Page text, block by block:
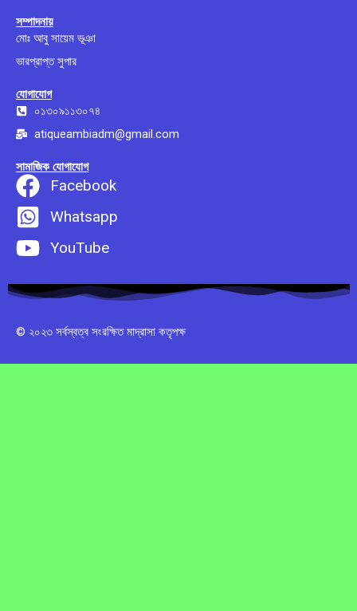
সম্পাদনায়
মোঃ আবু সায়েম ভূঞা
ভারপ্রাপ্ত সুপার
যোগাযোগ
০১৩০৯১১৩০৭৪
atiqueambiadm@gmail.com
সামাজিক যোগাযোগ
Facebook
Whatsapp
YouTube
© ২০২৩ সর্বস্বত্ব সংরক্ষিত মাদ্রাসা কতৃপক্ষ